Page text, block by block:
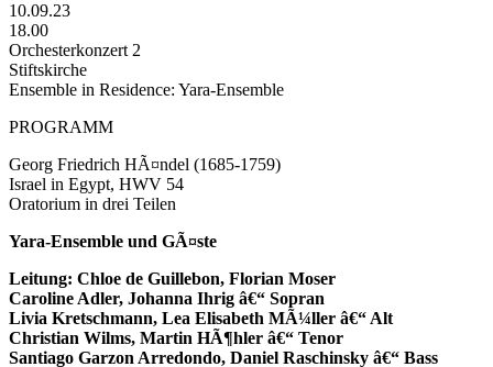
10.09.23
18.00
Orchesterkonzert 2
Stiftskirche
Ensemble in Residence: Yara-Ensemble
PROGRAMM
Georg Friedrich HÃ¤ndel (1685-1759)
Israel in Egypt, HWV 54
Oratorium in drei Teilen
Yara-Ensemble und GÃ¤ste
Leitung: Chloe de Guillebon, Florian Moser
Caroline Adler, Johanna Ihrig â€“ Sopran
Livia Kretschmann, Lea Elisabeth MÃ¼ller â€“ Alt
Christian Wilms, Martin HÃ¶hler â€“ Tenor
Santiago Garzon Arredondo, Daniel Raschinsky â€“ Bass